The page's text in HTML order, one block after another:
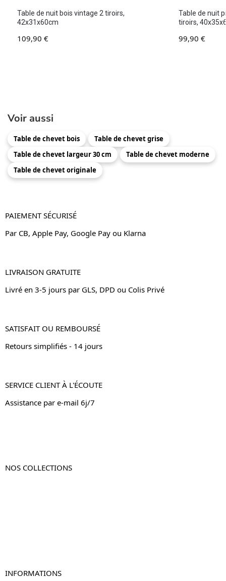
Table de nuit bois vintage 2 tiroirs,
42x31x60cm
109,90 €
Table de nuit
tiroirs,
99,90 €
Voir aussi
Table de chevet bois
Table de chevet grise
Table de chevet largeur 30 cm
Table de chevet moderne
Table de chevet originale
PAIEMENT SÉCURISÉ
Par CB, Apple Pay, Google Pay ou Klarna
LIVRAISON GRATUITE
Livré en 3-5 jours par GLS, DPD ou Colis Privé
SATISFAIT OU REMBOURSÉ
Retours simplifiés - 14 jours
SERVICE CLIENT À L'ÉCOUTE
Assistance par e-mail 6j/7
NOS COLLECTIONS
INFORMATIONS